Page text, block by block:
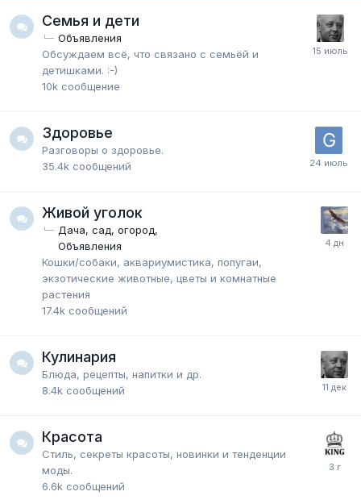
Семья и дети
Объявления
Обсуждаем всё, что связано с семьёй и
детишками. :-)
10k сообщение
Здоровье
Разговоры о здоровье.
35.4k сообщений
Живой уголок
Дача, сад, огород
Объявления
Кошки/собаки, аквариумистика, попугаи,
экзотические животные, цветы и комнатные
растения
17.4k сообщений
Кулинария
Блюда, рецепты, напитки и др.
8.4k сообщений
Красота
Стиль, секреты красоты, новинки и тенденции
моды.
6.6k сообщений